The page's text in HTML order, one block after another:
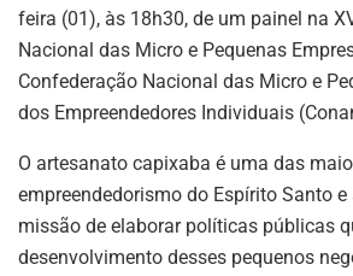
feira (01), às 18h30, de um painel na
Nacional das Micro e Pequenas
Confederação Nacional das Micro e
dos Empreendedores Individuais
O artesanato capixaba é uma das
empreendedorismo do Espírito Santo e
missão de elaborar políticas públicas
desenvolvimento desses pequenos